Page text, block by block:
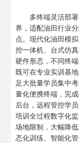
多终端灵活部
界，适配油田行业
点。现代化油田模
控一体机、台式仿
硬件形态，不同终
既可在专业实训基
足大批量学员集中
量化便携终端，完
后台，远程管控学
培训全过程数字化
场地限制，大幅降
态化训练、智能化管